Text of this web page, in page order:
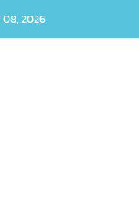
08, 2026